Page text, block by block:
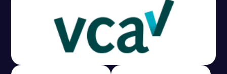
M
Gratis offerte in 24 uur